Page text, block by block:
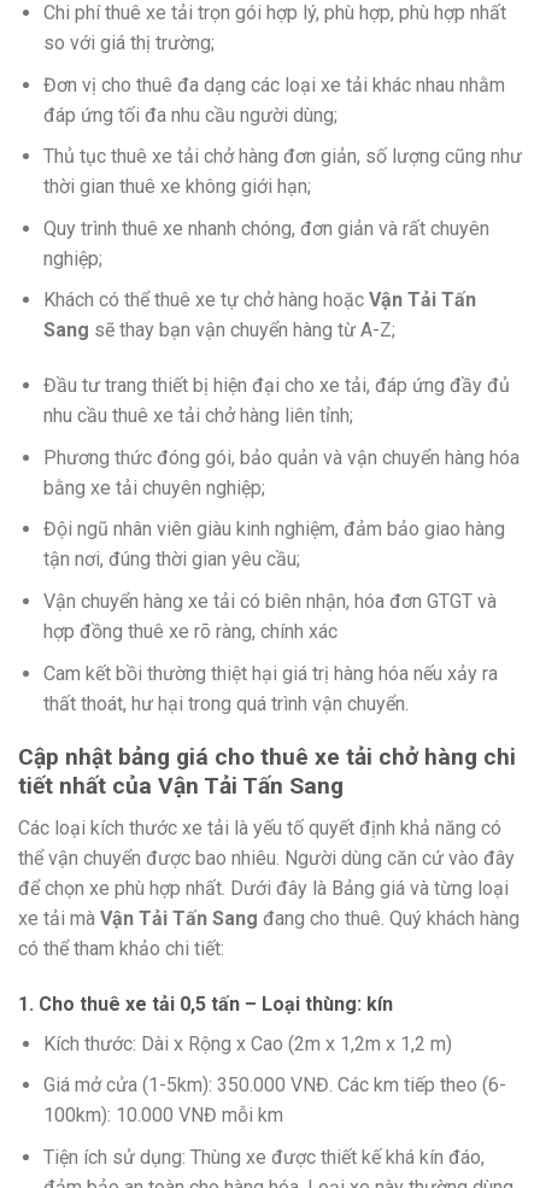
Chi phí thuê xe tải trọn gói hợp lý, phù hợp, phù hợp nhất
so với giá thị trường;
Đơn vị cho thuê đa dạng các loại xe tải khác nhau nhằm
đáp ứng tối đa nhu cầu người dùng;
Thủ tục thuê xe tải chở hàng đơn giản, số lượng cũng như
thời gian thuê xe không giới hạn;
Quy trình thuê xe nhanh chóng, đơn giản và rất chuyên
nghiệp;
Khách có thể thuê xe tự chở hàng hoặc Vận Tải Tấn
Sang sẽ thay bạn vận chuyển hàng từ A-Z;
Đầu tư trang thiết bị hiện đại cho xe tải, đáp ứng đầy đủ
nhu cầu thuê xe tải chở hàng liên tỉnh;
Phương thức đóng gói, bảo quản và vận chuyển hàng hóa
bằng xe tải chuyên nghiệp;
Đội ngũ nhân viên giàu kinh nghiệm, đảm bảo giao hàng
tận nơi, đúng thời gian yêu cầu;
Vận chuyển hàng xe tải có biên nhận, hóa đơn GTGT và
hợp đồng thuê xe rõ ràng, chính xác
Cam kết bồi thường thiệt hại giá trị hàng hóa nếu xảy ra
thất thoát, hư hại trong quá trình vận chuyển.
Cập nhật bảng giá cho thuê xe tải chở hàng chi
tiết nhất của Vận Tải Tấn Sang
Các loại kích thước xe tải là yếu tố quyết định khả năng có
thể vận chuyển được bao nhiêu. Người dùng căn cứ vào đây
để chọn xe phù hợp nhất. Dưới đây là Bảng giá và từng loại
xe tải mà Vận Tải Tấn Sang đang cho thuê. Quý khách hàng
có thể tham khảo chi tiết:
1. Cho thuê xe tải 0,5 tấn – Loại thùng: kín
Kích thước: Dài x Rộng x Cao (2m x 1,2m x 1,2 m)
Giá mở cửa (1-5km): 350.000 VNĐ. Các km tiếp theo (6-
100km): 10.000 VNĐ mỗi km
Tiện ích sử dụng: Thùng xe được thiết kế khá kín đáo,